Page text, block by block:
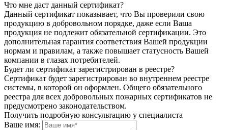
Что мне даст данный сертификат?
Данный сертификат показывает, что Вы проверили свою
продукцию в добровольном порядке, даже если Ваша
продукция не подлежит обязательной сертификации. Это
дополнительная гарантия соответствия Вашей продукции
нормам и правилам, а также повышает статусность Вашей
компании в глазах потребителей.
Будет ли сертификат зарегистрирован в реестре?
Сертификат будет зарегистрирован во внутреннем реестре
системы, в которой он оформлен. Общего обязательного
реестра для всех добровольных пожарных сертификатов не
предусмотрено законодательством.
Получить подробную консультацию у специалиста
Ваше имя: